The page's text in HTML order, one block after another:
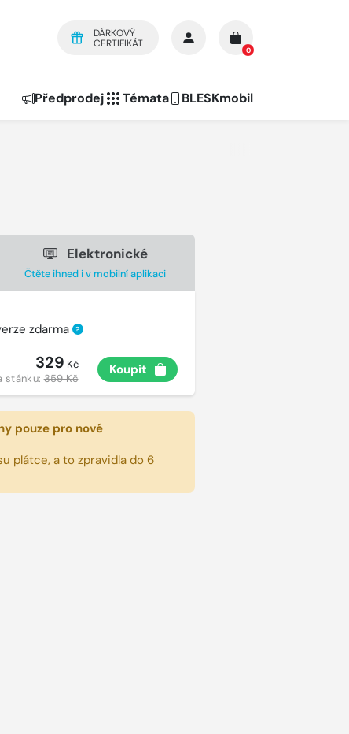
DÁRKOVÝ
CERTIFIKÁT
0
Předprodej Témata BLESKmobil
Elektronické
Čtěte ihned i v mobilní aplikaci
zdarma ?
329 Kč
stánku:359 Kč
Koupit
pouze pro nové
plátce, a to zpravidla do 6